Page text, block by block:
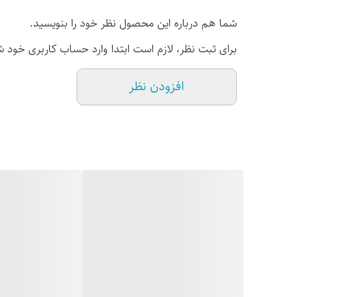
شما هم درباره این محصول نظر خود را بنویسید.
برای ثبت نظر، لازم است ابتدا وارد حساب کاربری خود
افزودن نظر